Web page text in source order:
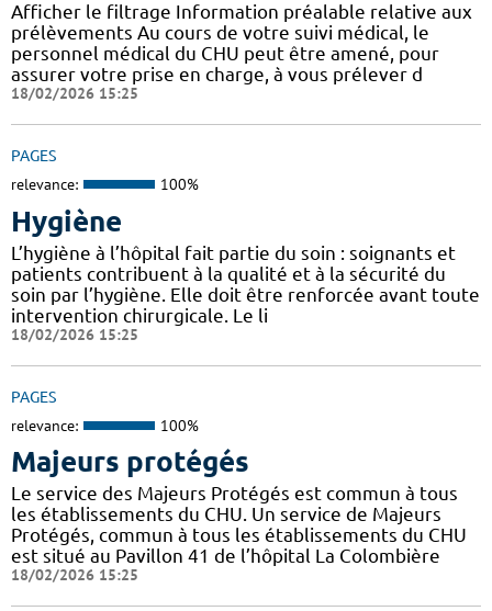
Afficher le filtrage Information préalable relative aux
prélèvements Au cours de votre suivi médical, le
personnel médical du CHU peut être amené, pour
assurer votre prise en charge, à vous prélever d
18/02/2026 15:25
PAGES
relevance: 100%
Hygiène
L’hygiène à l’hôpital fait partie du soin : soignants et
patients contribuent à la qualité et à la sécurité du
soin par l’hygiène. Elle doit être renforcée avant toute
intervention chirurgicale. Le li
18/02/2026 15:25
PAGES
relevance: 100%
Majeurs protégés
Le service des Majeurs Protégés est commun à tous
les établissements du CHU. Un service de Majeurs
Protégés, commun à tous les établissements du CHU
est situé au Pavillon 41 de l’hôpital La Colombière
18/02/2026 15:25